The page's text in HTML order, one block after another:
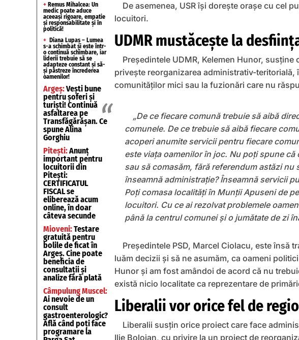
+ Remus Mihalcea: Un
medic poate aduce
aceeași rigoare, empatie
și responsabilitate și în
politică!
+ Diana Lupaș – Lumea
s-a schimbat și este într-
o continuă schimbare, iar
liderii trebuie să se
adapteze constant și să-
și păstreze încrederea
oamenilor!
Argeș:Vești bune
pentru șoferi și
turiști! Continuă
asfaltarea pe
Transfăgărășan. Ce
spune Alina
Gorghiu
Pitești:Anunț
important pentru
locuitorii din
Pitești:
CERTIFICATUL
FISCAL se
eliberează acum
online, în doar
câteva secunde
Mioveni:Testare
gratuită pentru
bolile de ficat în
Argeș. Cine poate
beneficia de
consultații și
analize fără plată
Câmpulung Muscel:
Ai nevoie de un
consult
gastroenterologic?
Află când poți face
programare la
De asemenea, USR își dorește orașe cu cel
locuitori.
UDMR mustăcește la
Preşedintele UDMR, Kelemen Hunor,
priveşte reorganizarea administrativ-
comunităţilor mici sau la fuzionări care nu
„De ce fiecare comună trebuie să aibă
comunele. De ce trebuie să aibă fiecare
acoperi anumite servicii pentru fiecare
este viaţa oamenilor în joc. Nu poţi spune
sau să comasăm, fără referendum astăzi nu
înseamnă administraţie? Înseamnă servicii
Poţi comasa localităţi în Munţii Apuseni de
locuitori. Cu ce ai rezolvat problemele
până la centrul comunei şi o jumătate de zi
Președintele PSD, Marcel Ciolacu, este însă
luăm decizii şi să ne asumăm, ca oameni
Hunor şi am fost amândoi de acord că nu
există nicio localitate ca reprezentare de
Liberalii vor orice fel de
Liberalii susțin orice proiect care face
Ilie Bolojan, cu privire la un proiect de